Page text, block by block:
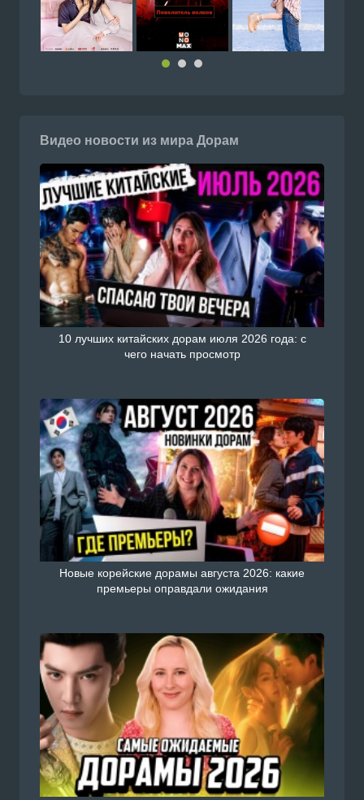
Видео новости из мира Дорам
10 лучших китайских дорам июля 2026 года: с
чего начать просмотр
Новые корейские дорамы августа 2026: какие
премьеры оправдали ожидания